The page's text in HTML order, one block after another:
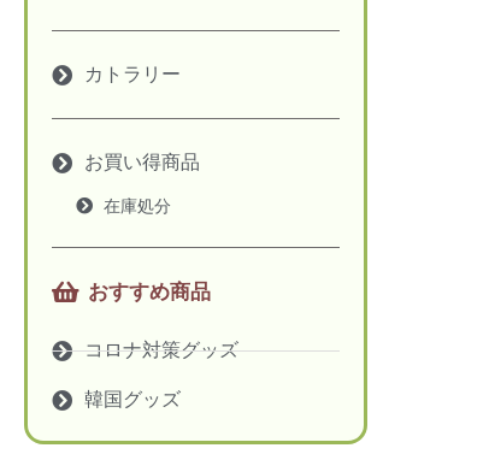
カトラリー
お買い得商品
在庫処分
おすすめ商品
コロナ対策グッズ
韓国グッズ